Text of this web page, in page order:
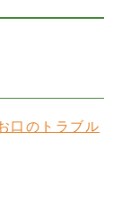
口のトラブル